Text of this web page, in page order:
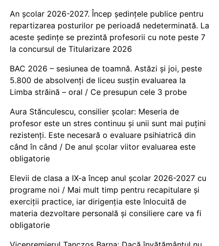
An școlar 2026-2027. Încep ședințele publice pentru
repartizarea posturilor pe perioadă nedeterminată. La
aceste ședințe se prezintă profesorii cu note peste 7
la concursul de Titularizare 2026
BAC 2026 – sesiunea de toamnă. Astăzi și joi, peste
5.800 de absolvenți de liceu susțin evaluarea la
Limba străină – oral / Ce presupun cele 3 probe
Aura Stănculescu, consilier școlar: Meseria de
profesor este un stres continuu și unii sunt mai puțini
rezistenți. Este necesară o evaluare psihiatrică din
când în când / De anul școlar viitor evaluarea este
obligatorie
Elevii de clasa a IX-a încep anul școlar 2026-2027 cu
programe noi / Mai mult timp pentru recapitulare și
exerciții practice, iar dirigenția este înlocuită de
materia dezvoltare personală și consiliere care va fi
obligatorie